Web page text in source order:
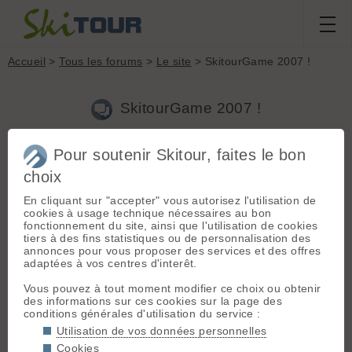
Accueil >Tous les forums > Le site > SkitourGame 2007 !
SkitourGame 2007 !
Jeroen[13278posts] - Le 16/03/2007 20:14
Salut à tous !
Cette année le SkitourGame se tiendra le WE du 21/22 avril
2007 au
Les derniers SkitourGames, qui se sont tenus au refuge de la
Grande Casseet auRefuge d'Avérole ont étés de belles
réussites de l'avis des participants, et on va faire encore
mieux !
Pour soutenir Skitour, faites le bon
choix
En cliquant sur "accepter" vous autorisez l'utilisation de
cookies à usage technique nécessaires au bon
fonctionnement du site, ainsi que l'utilisation de cookies
tiers à des fins statistiques ou de personnalisation des
annonces pour vous proposer des services et des offres
adaptées à vos centres d'interêt.
Vous pouvez à tout moment modifier ce choix ou obtenir
des informations sur ces cookies sur la page des
conditions générales d'utilisation du service :
Utilisation de vos données personnelles
Cookies